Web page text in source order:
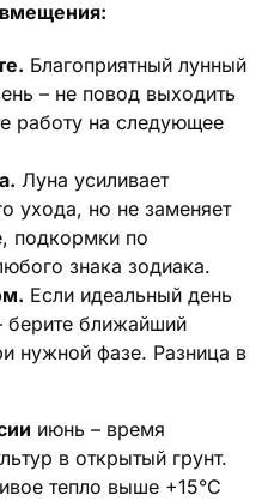
Благоприятный лунный
– не повод выходить
работу на следующее
Луна усиливает
ухода, но не заменяет
подкормки по
знака зодиака.
Если идеальный день
берите ближайший
нужной фазе. Разница в
июнь – время
в открытый грунт.
тепло выше +15°С